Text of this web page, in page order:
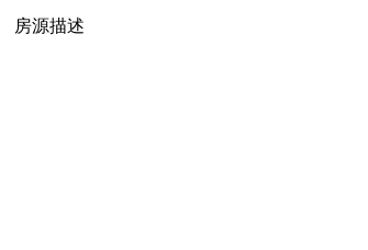
房源描述